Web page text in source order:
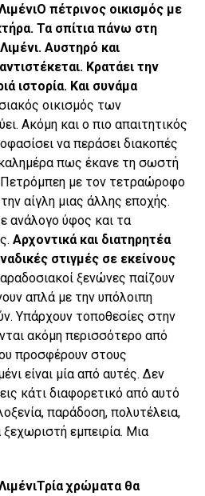
Ο πέτρινος οικισμός με
Τα σπίτια πάνω στη
Αυστηρό και
Κρατάει την
ιστορία. Και συνάμα
οικισμός των
Ακόμη και ο πιο απαιτητικός
να περάσει διακοπές
πως έκανε τη σωστή
Πετρόμπεη με τον τετραώροφο
αίγλη μιας άλλης εποχής.
ανάλογο ύφος και τα
Αρχοντικά και διατηρητέα
στιγμές σε εκείνους
ξενώνες παίζουν
απλά με την υπόλοιπη
Υπάρχουν τοποθεσίες στην
ακόμη περισσότερο από
προσφέρουν στους
είναι μία από αυτές. Δεν
κάτι διαφορετικό από αυτό
παράδοση, πολυτέλεια,
εμπειρία. Μια
Τρία χρώματα θα